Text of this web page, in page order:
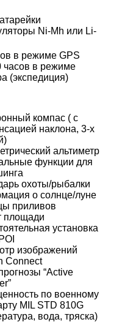
Ni-Mh или Li-
в режиме GPS
часов в режиме
(экспедиция)
компас ( с
наклона, 3-х
альтиметр
функции для
охоты/рыбалки
о солнце/луне
приливов
площади
установка
изображений
Connect
“Active
по военному
MIL STD 810G
вода, тряска)